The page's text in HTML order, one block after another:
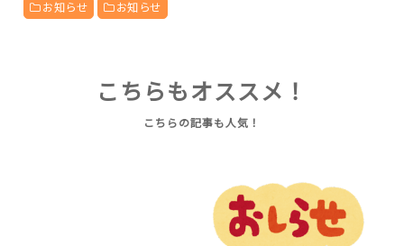
お知らせ お知らせ
こちらもオススメ！